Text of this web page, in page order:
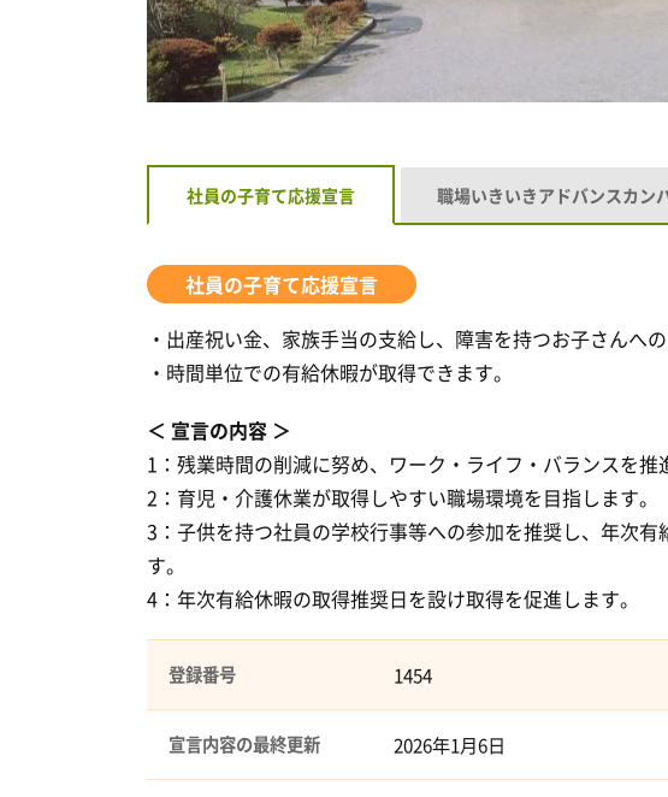
社員の子育て応援宣言 職場いきいきアドバンスカン
社員の子育て応援宣言
・出産祝い金、家族手当の支給し、障害を持つお子さんへ
・時間単位での有給休暇が取得できます。
宣言の内容
1：残業時間の削減に努め、ワーク・ライフ・バランスを推
2：育児・介護休業が取得しやすい職場環境を目指します。
3：子供を持つ社員の学校行事等への参加を推奨し、年次
す。
4：年次有給休暇の取得推奨日を設け取得を促進します。
登録番号 1454
宣言内容の最終更新 2026年1月6日